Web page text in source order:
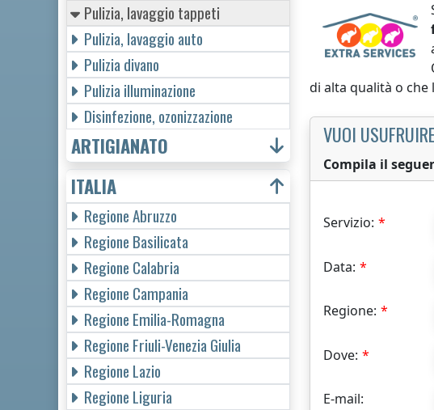
di alta qualità o
VUOI
Compila il
Servizio:
Data:
Regione:
Dove:
E-mail:
Pulizia, lavaggio tappeti
Pulizia, lavaggio auto
Pulizia divano
Pulizia illuminazione
Disinfezione, ozonizzazione
ARTIGIANATO
ITALIA
Regione Abruzzo
Regione Basilicata
Regione Calabria
Regione Campania
Regione Emilia-Romagna
Regione Friuli-Venezia Giulia
Regione Lazio
Regione Liguria